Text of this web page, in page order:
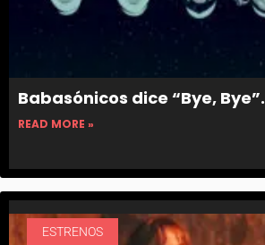
Babasónicos dice “Bye, Bye”.
READ MORE »
ESTRENOS